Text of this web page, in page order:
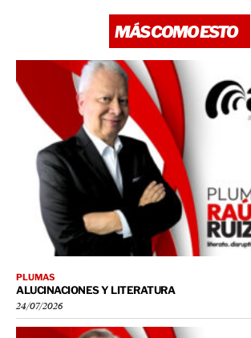
MÁS COMO ESTO
PLUMAS
ALUCINACIONES Y LITERATURA
24/07/2026